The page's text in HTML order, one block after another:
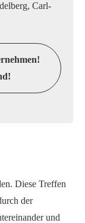
Carl-
Diese Treffen
der
und